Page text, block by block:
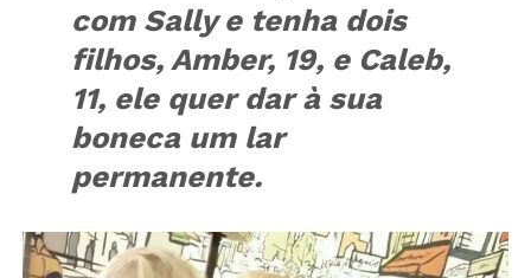
com Sally e tenha dois
filhos, Amber, 19, e Caleb,
11, ele quer dar à sua
boneca um lar
permanente.